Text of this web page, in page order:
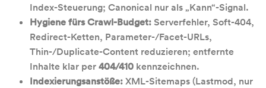
Index-Steuerung; Canonical nur als „Kann“-Signal.
Hygiene fürs Crawl-Budget:Serverfehler, Soft-404,
Redirect-Ketten, Parameter-/Facet-URLs,
Thin-/Duplicate-Content reduzieren; entfernte
Inhalte klar per404/410 kennzeichnen.
Indexierungsanstöße:XML-Sitemaps (Lastmod, nur